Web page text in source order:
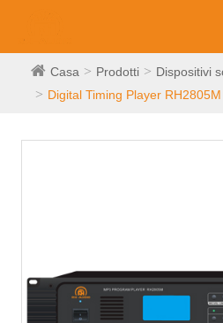
Casa Prodotti
Dispositivi
Digital Timing Player RH2805M